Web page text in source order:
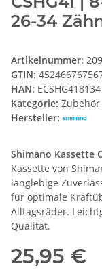
26-34
Artikelnummer:
GTIN:
HAN: ECSHG418134
Kategorie: Zubehör
Hersteller:
Shimano Kassette
Kassette von
langlebige
für optimale
Alltagsräder.
Qualität.
25,95 €